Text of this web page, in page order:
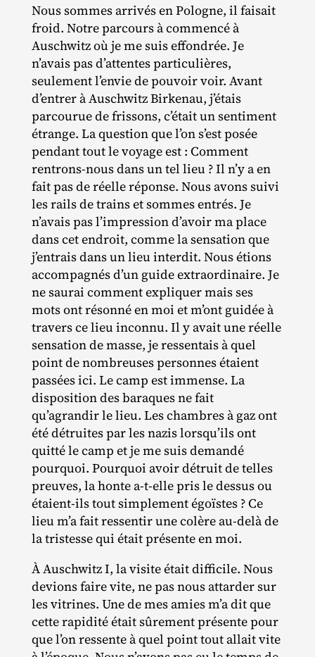
Nous sommes arrivés en Pologne, il faisait
froid. Notre parcours à commencé à
Auschwitz où je me suis effondrée. Je
n’avais pas d’attentes particulières,
seulement l’envie de pouvoir voir. Avant
d’entrer à Auschwitz Birkenau, j’étais
parcourue de frissons, c’était un sentiment
étrange. La question que l’on s’est posée
pendant tout le voyage est : Comment
rentrons‐​nous dans un tel lieu ? Il n’y a en
fait pas de réelle réponse. Nous avons suivi
les rails de trains et sommes entrés. Je
n’avais pas l’impression d’avoir ma place
dans cet endroit, comme la sensation que
j’entrais dans un lieu interdit. Nous étions
accompagnés d’un guide extraordinaire. Je
ne saurai comment expliquer mais ses
mots ont résonné en moi et m’ont guidée à
travers ce lieu inconnu. Il y avait une réelle
sensation de masse, je ressentais à quel
point de nombreuses personnes étaient
passées ici. Le camp est immense. La
disposition des baraques ne fait
qu’agrandir le lieu. Les chambres à gaz ont
été détruites par les nazis lorsqu’ils ont
quitté le camp et je me suis demandé
pourquoi. Pourquoi avoir détruit de telles
preuves, la honte a‑t‐​elle pris le dessus ou
étaient‐​ils tout simplement égoïstes ? Ce
lieu m’a fait ressentir une colère au‐​delà de
la tristesse qui était présente en moi.
À Auschwitz I, la visite était difficile. Nous
devions faire vite, ne pas nous attarder sur
les vitrines. Une de mes amies m’a dit que
cette rapidité était sûrement présente pour
que l’on ressente à quel point tout allait vite